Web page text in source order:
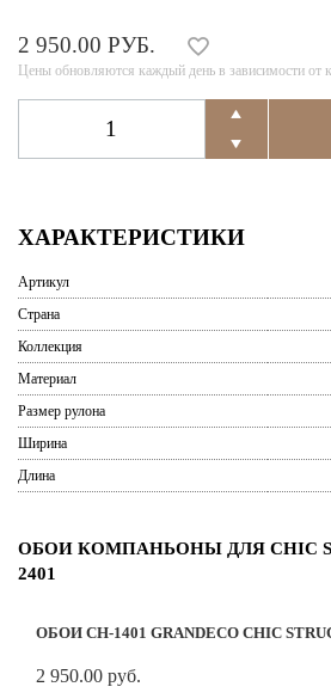
2 950.00 РУБ.
Цены обновляются каждый день в зависимости от
ХАРАКТЕРИСТИКИ
Артикул
Страна
Коллекция
Материал
Размер рулона
Ширина
Длина
ОБОИ КОМПАНЬОНЫ ДЛЯ CHIC
2401
ОБОИ CH-1401 GRANDECO CHIC
2 950.00 руб.